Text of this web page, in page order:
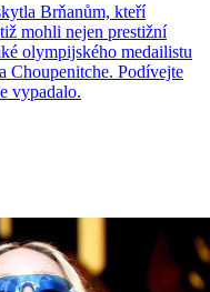
Brňanům, kteří
mohli nejen prestižní
olympijského medailistu
Choupenitche. Podívejte
vypadalo.